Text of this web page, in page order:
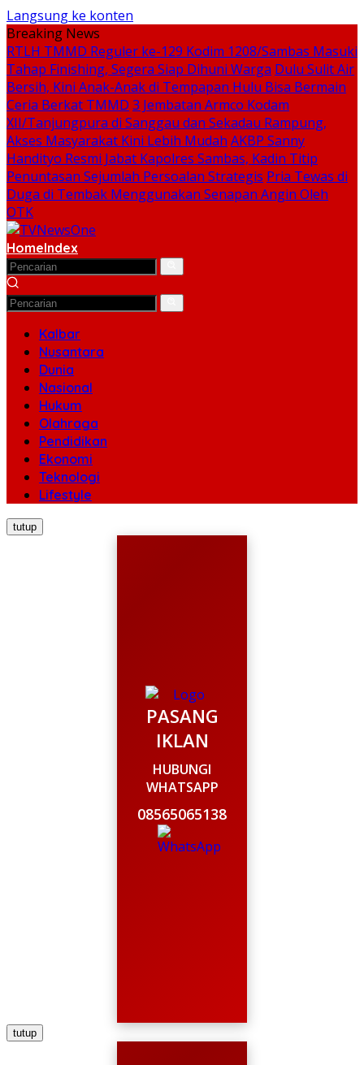
Langsung ke konten
Breaking News
RTLH TMMD Reguler ke-129 Kodim 1208/Sambas Masuki
Tahap Finishing, Segera Siap Dihuni Warga Dulu Sulit Air
Bersih, Kini Anak-Anak di Tempapan Hulu Bisa Bermain
Ceria Berkat TMMD 3 Jembatan Armco Kodam
XII/Tanjungpura di Sanggau dan Sekadau Rampung,
Akses Masyarakat Kini Lebih Mudah AKBP Sanny
Handityo Resmi Jabat Kapolres Sambas, Kadin Titip
Penuntasan Sejumlah Persoalan Strategis Pria Tewas di
Duga di Tembak Menggunakan Senapan Angin Oleh
OTK
HomeIndex
Kalbar
Nusantara
Dunia
Nasional
Hukum
Olahraga
Pendidikan
Ekonomi
Teknologi
Lifestyle
tutup
PASANG
IKLAN
HUBUNGI
WHATSAPP
08565065138
tutup